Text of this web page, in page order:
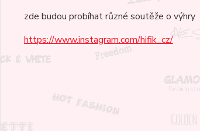
zde budou probíhat různé soutěže o výhry
https://www.instagram.com/hifik_cz/